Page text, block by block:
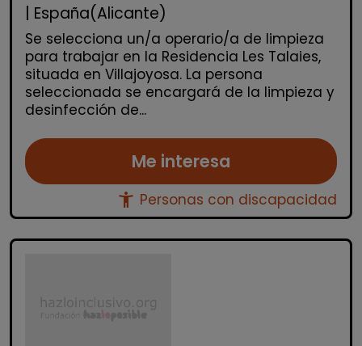
| España(Alicante)
Se selecciona un/a operario/a de limpieza
para trabajar en la Residencia Les Talaies,
situada en Villajoyosa. La persona
seleccionada se encargará de la limpieza y
desinfección de...
Me interesa
accessibility_new Personas con discapacidad